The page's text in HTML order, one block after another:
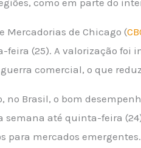
Mercadorias de Chicago (
feira (25). A valorização foi
comercial, o que
no Brasil, o bom
semana até quinta-feira
para mercados